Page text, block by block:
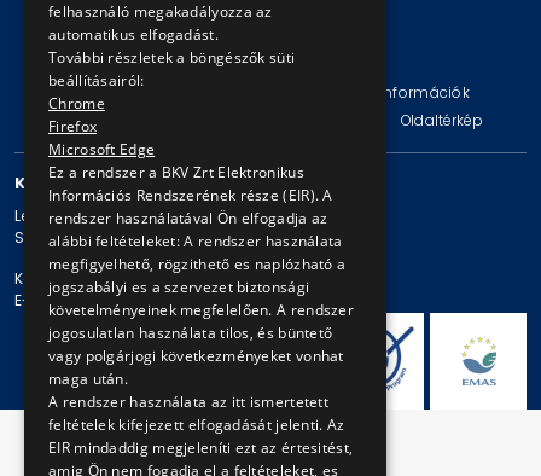
© Copyright 2026 BKV Zrt.
Impresszum
Technikai információk
Adatvédelmi politika és tájékoztatások
Oldaltérkép
KAPCSOLAT
Levelezési cím: 1980 Budapest, Pf. 11.
Székhely: 1980 Budapest, Akácfa u. 15.
Központi telefonszám: + 36 1 461-65-00
E-mail cím: bkv@bkv.hu
felhasználó megakadályozza az
automatikus elfogadást.
További részletek a böngészők süti
beállításairól:
Chrome
Firefox
Microsoft Edge
Ez a rendszer a BKV Zrt Elektronikus
Információs Rendszerének része (EIR). A
rendszer használatával Ön elfogadja az
alábbi feltételeket: A rendszer használata
megfigyelhető, rögzithető es naplózható a
jogszabályi es a szervezet biztonsági
követelményeinek megfelelően. A rendszer
jogosulatlan használata tilos, és büntető
vagy polgárjogi következményeket vonhat
maga után.
A rendszer használata az itt ismertetett
feltételek kifejezett elfogadását jelenti. Az
EIR mindaddig megjeleníti ezt az értesitést,
amig Ön nem fogadja el a feltételeket, es